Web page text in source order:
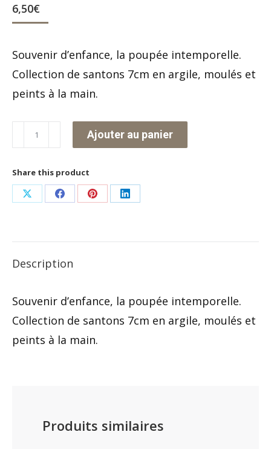
6,50€
Souvenir d’enfance, la poupée intemporelle.
Collection de santons 7cm en argile, moulés et
peints à la main.
quantité
de
La
fillette
poupée
Ajouter au panier
Share this product
PartagerPartagerPartagerPartager
Description
Souvenir d’enfance, la poupée intemporelle.
Collection de santons 7cm en argile, moulés et
peints à la main.
Produits similaires